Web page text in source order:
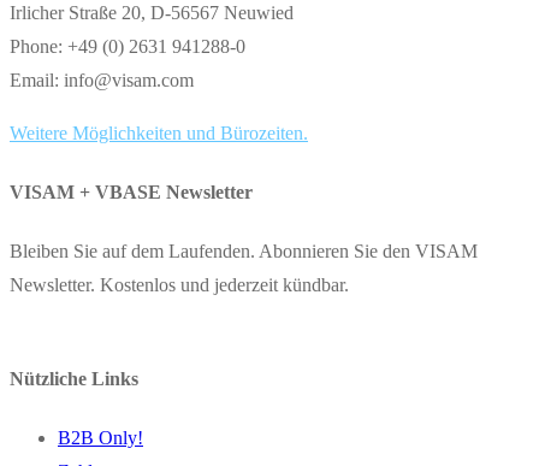
Irlicher Straße 20, D-56567 Neuwied
Phone: +49 (0) 2631 941288-0
Email: info@visam.com
Weitere Möglichkeiten und Bürozeiten.
VISAM + VBASE Newsletter
Bleiben Sie auf dem Laufenden. Abonnieren Sie den VISAM
Newsletter. Kostenlos und jederzeit kündbar.
Nützliche Links
B2B Only!